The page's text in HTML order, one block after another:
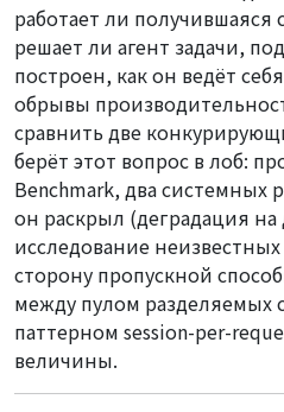
работает ли получившаяся
решает ли агент задачи,
построен, как он ведёт
обрывы
сравнить две
берёт этот вопрос в лоб:
Benchmark, два системных
он раскрыл (деградация
исследование
сторону пропускной
между пулом разделяемых
паттерном session-per-
величины.